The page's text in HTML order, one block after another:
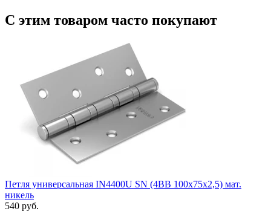
С этим товаром часто покупают
Петля универсальная IN4400U SN (4BB 100x75x2,5) мат.
никель
540 руб.